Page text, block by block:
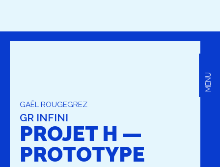
MENU
GAËL ROUGEGREZ
GR INFINI
PROJET H —
PROTOTYPE